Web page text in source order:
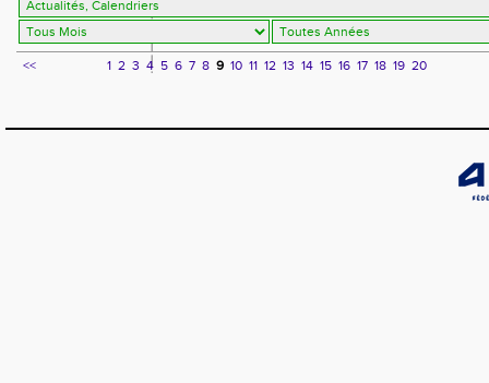
<< 1 2 3 4 5 6 7 8 9 10 11 12 13 14 15 16 17 18 19 20